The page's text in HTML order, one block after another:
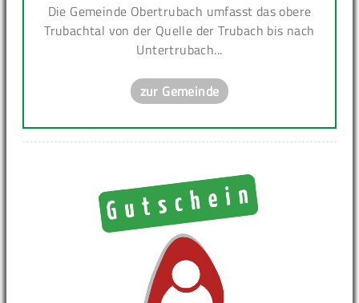
Die Gemeinde Obertrubach umfasst das obere
Trubachtal von der Quelle der Trubach bis nach
Untertrubach...
zur Gemeinde